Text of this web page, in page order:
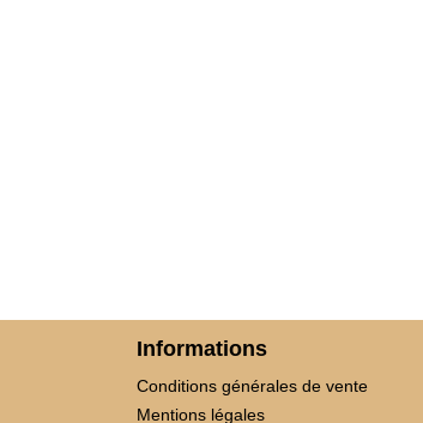
Informations
Conditions générales de vente
Mentions légales